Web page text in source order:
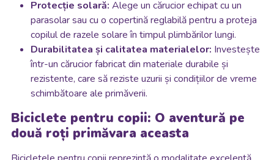
Protecție solară: Alege un cărucior echipat cu un
parasolar sau cu o copertină reglabilă pentru a proteja
copilul de razele solare în timpul plimbărilor lungi.
Durabilitatea și calitatea materialelor: Investește
într-un cărucior fabricat din materiale durabile și
rezistente, care să reziste uzurii și condițiilor de vreme
schimbătoare ale primăverii.
Biciclete pentru copii: O aventură pe
două roți primăvara aceasta